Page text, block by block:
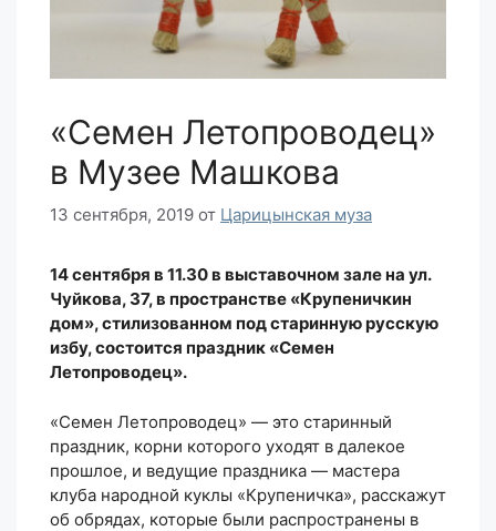
«Семен Летопроводец»
в Музее Машкова
13 сентября, 2019 от Царицынская муза
14 сентября в 11.30 в выставочном зале на ул.
Чуйкова, 37, в пространстве «Крупеничкин
дом», стилизованном под старинную русскую
избу, состоится праздник «Семен
Летопроводец».
«Семен Летопроводец» — это старинный
праздник, корни которого уходят в далекое
прошлое, и ведущие праздника — мастера
клуба народной куклы «Крупеничка», расскажут
об обрядах, которые были распространены в